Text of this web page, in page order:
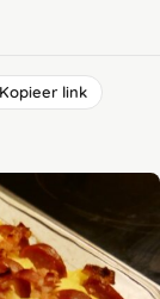
Kopieer link